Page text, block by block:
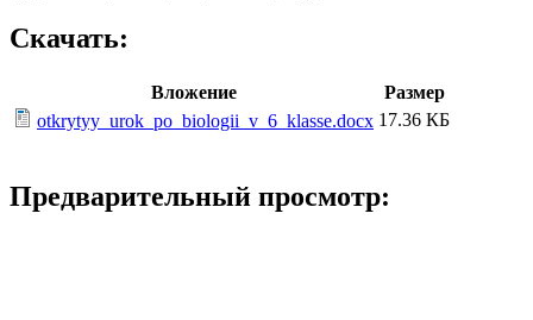
Скачать:
Вложение
Размер
otkrytyy_urok_po_biologii_v_6_klasse.docx 17.36 КБ
Предварительный просмотр: